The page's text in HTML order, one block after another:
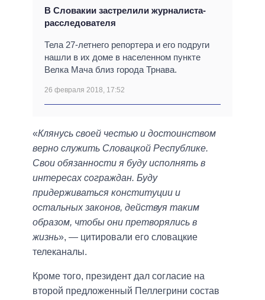
В Словакии застрелили журналиста-
расследователя
Тела 27-летнего репортера и его подруги
нашли в их доме в населенном пункте
Велка Мача близ города Трнава.
26 февраля 2018, 17:52
«Клянусь своей честью и достоинством
верно служить Словацкой Республике.
Свои обязанности я буду исполнять в
интересах сограждан. Буду
придерживаться конституции и
остальных законов, действуя таким
образом, чтобы они претворялись в
жизнь», — цитировали его словацкие
телеканалы.
Кроме того, президент дал согласие на
второй предложенный Пеллегрини состав